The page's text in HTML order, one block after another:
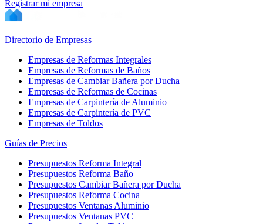
Registrar mi empresa
Directorio de Empresas
Empresas de Reformas Integrales
Empresas de Reformas de Baños
Empresas de Cambiar Bañera por Ducha
Empresas de Reformas de Cocinas
Empresas de Carpintería de Aluminio
Empresas de Carpintería de PVC
Empresas de Toldos
Guías de Precios
Presupuestos Reforma Integral
Presupuestos Reforma Baño
Presupuestos Cambiar Bañera por Ducha
Presupuestos Reforma Cocina
Presupuestos Ventanas Aluminio
Presupuestos Ventanas PVC